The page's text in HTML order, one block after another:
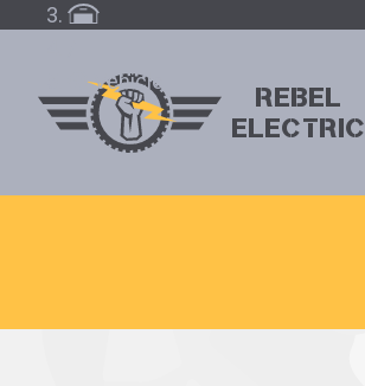
Vehicle
REBEL
ELECTRIC